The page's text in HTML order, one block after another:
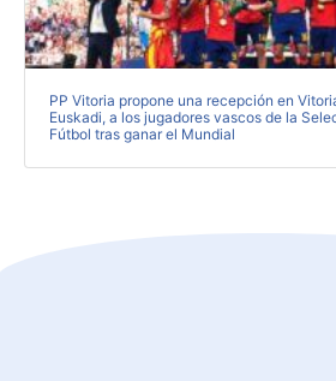
PP Vitoria propone una recepción en
Euskadi, a los jugadores vascos de la
Fútbol tras ganar el Mundial